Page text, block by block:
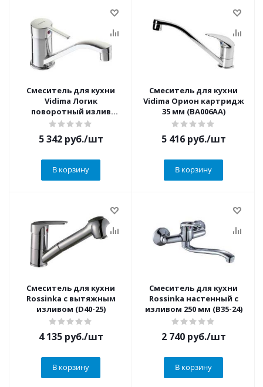
Смеситель для кухни
Vidima Логик
поворотный излив
180мм (BA282AA)
5 342руб./шт
В корзину
Смеситель для кухни
Vidima Орион картридж
35 мм (BA006AA)
5 416руб./шт
В корзину
Смеситель для кухни
Rossinka с вытяжным
изливом (D40-25)
4 135руб./шт
В корзину
Смеситель для кухни
Rossinka настенный с
изливом 250 мм (B35-24)
2 740руб./шт
В корзину